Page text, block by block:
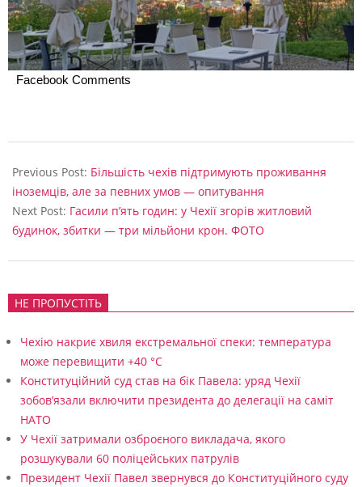
Facebook Comments
07-
25
Previous Post: Більшість чехів підтримують проживання
іноземців, але за певних умов — опитування
Next Post: Гасили п’ять годин: у Чехії згорів житловий
будинок, збитки — три мільйони крон. ФОТО
НЕ ПРОПУСТІТЬ
Чехію накриє хвиля екстремальної спеки: температура
може перевищити +40 °C
Конституційний суд став на бік Павела: уряд Чехії
зобов’язали включити президента до делегації на саміт
НАТО
У Чехії затримали озброєного викладача, якого
розшукували 60 поліцейських патрулів
Президент Чехії Павел звернувся до Конституційного суду